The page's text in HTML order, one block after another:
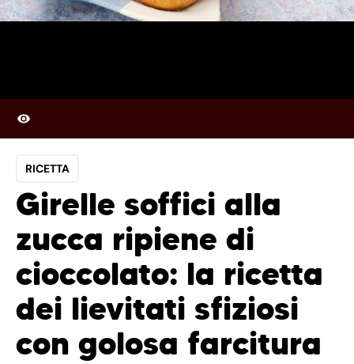
RICETTA
Girelle soffici alla
zucca ripiene di
cioccolato: la ricetta
dei lievitati sfiziosi
con golosa farcitura